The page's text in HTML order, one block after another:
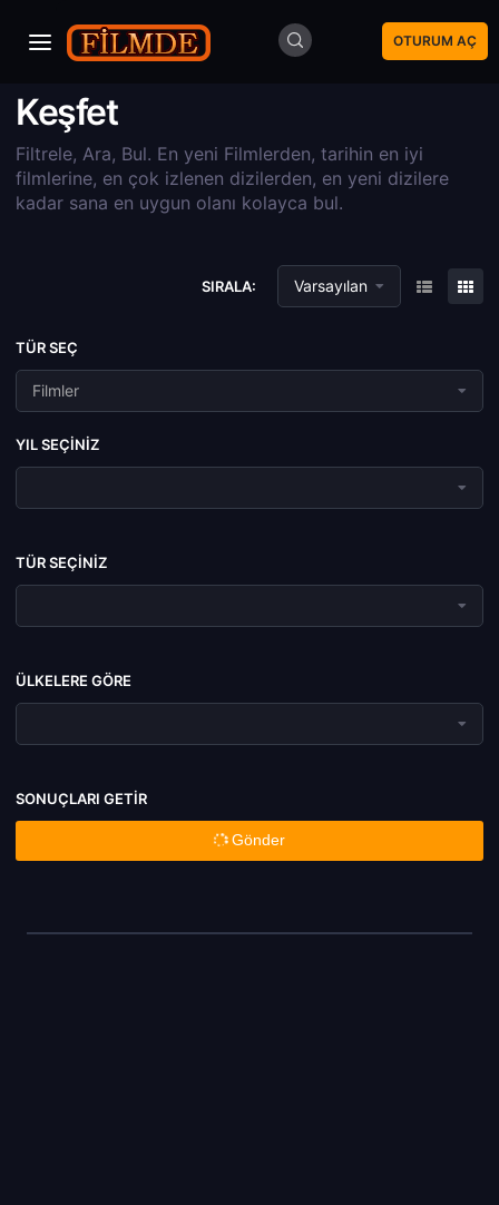
OTURUM AÇ
Keşfet
Filtrele, Ara, Bul. En yeni Filmlerden, tarihin en iyi
filmlerine, en çok izlenen dizilerden, en yeni dizilere
kadar sana en uygun olanı kolayca bul.
SIRALA: Varsayılan
TÜR SEÇ
Filmler
YIL SEÇINIZ
TÜR SEÇINIZ
ÜLKELERE GÖRE
SONUÇLARI GETIR
Gönder